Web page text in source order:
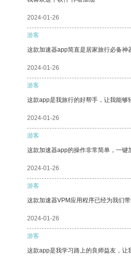
2024-01-26
游客
这款加速器app简直是居家旅行必备神
2024-01-26
游客
这款app是我旅行的好帮手，让我能够
2024-01-26
游客
这款加速器app的操作非常简单，一键
2024-01-26
游客
这款加速器VPM应用程序已经为我们
2024-01-26
游客
这款app是我学习路上的良师益友，让